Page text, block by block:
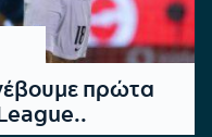
πρώτα